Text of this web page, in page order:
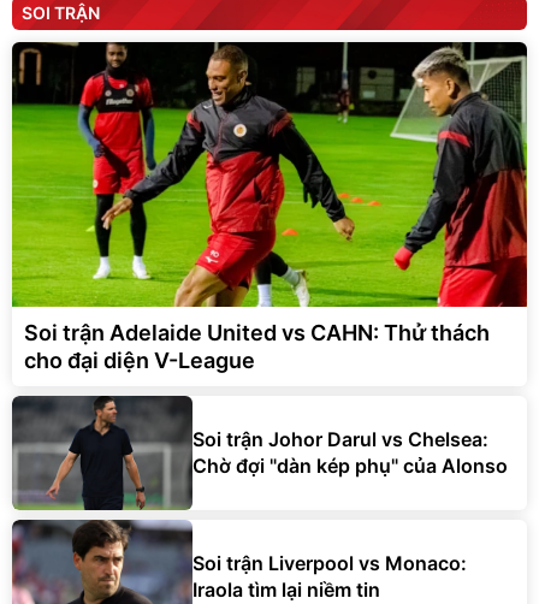
SOI TRẬN
Soi trận Adelaide United vs CAHN: Thử thách
cho đại diện V-League
Soi trận Johor Darul vs Chelsea:
Chờ đợi "dàn kép phụ" của Alonso
Soi trận Liverpool vs Monaco:
Iraola tìm lại niềm tin